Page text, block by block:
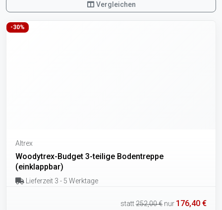
Vergleichen
-30%
Altrex
Woodytrex-Budget 3-teilige Bodentreppe
(einklappbar)
Lieferzeit 3 - 5 Werktage
statt252,00 € nur 176,40 €